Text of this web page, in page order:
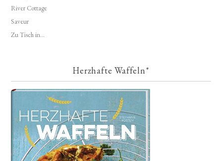
River Cottage
Saveur
Zu Tisch in...
Herzhafte Waffeln*